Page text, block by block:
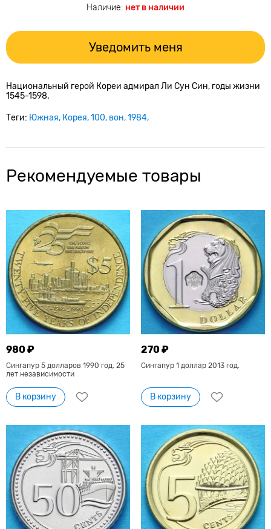
Наличие: нет в наличии
Уведомить меня
Национальный герой Кореи адмирал Ли Сун Син, годы жизни
1545-1598.
Теги: Южная Корея 100 вон 1984
Рекомендуемые товары
980 ₽
Сингапур 5 долларов 1990 год. 25
лет независимости
В корзину
270 ₽
Сингапур 1 доллар 2013 год.
В корзину